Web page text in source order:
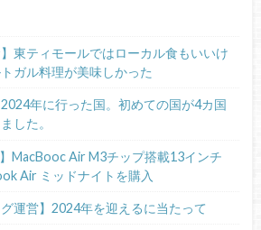
】東ティモールではローカル食もいいけ
ガル料理が美味しかった
2024年に行った国。初めての国が4カ国
した。
】MacBooc Air M3チップ搭載13インチ
Air ミッドナイトを購入
グ運営】2024年を迎えるに当たって